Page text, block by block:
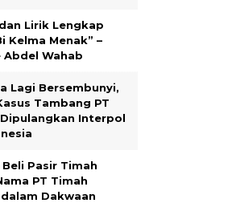
Lirik Lengkap
Kelma Menak” –
Abdel Wahab
Lagi Bersembunyi,
Tambang PT
Interpol
Pasir Timah
PT Timah
Dakwaan